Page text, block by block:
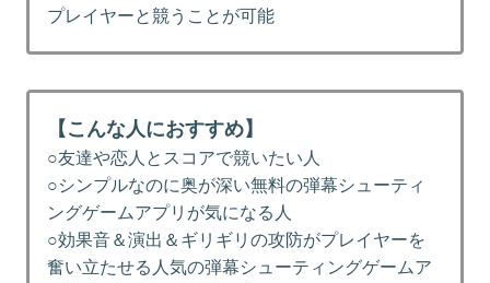
プレイヤーと競うことが可能
【こんな人におすすめ】
○友達や恋人とスコアで競いたい人
○シンプルなのに奥が深い無料の弾幕シューティ
ングゲームアプリが気になる人
○効果音＆演出＆ギリギリの攻防がプレイヤーを
奮い立たせる人気の弾幕シューティングゲームア